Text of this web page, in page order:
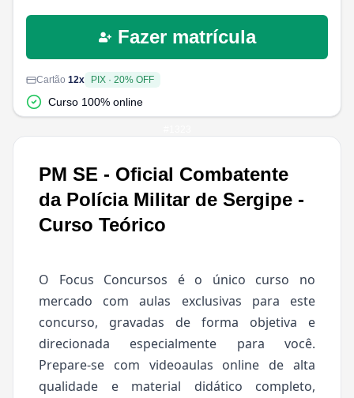
PM SE - Oficial Combatente
da Polícia Militar de Sergipe -
Curso Teórico
O Focus Concursos é o único curso no
mercado com aulas exclusivas para este
concurso, gravadas de forma objetiva e
direcionada especialmente para você.
Prepare-se com videoaulas online de alta
qualidade e material didático completo,
Fazer matrícula
Cartão 12x PIX · 20% OFF
Curso 100% online